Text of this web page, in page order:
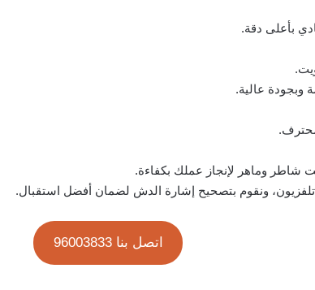
بأعلى دقة.
وبجودة عالية.
شاطر وماهر لإنجاز عملك بكفاءة.
ونقوم بتصحيح إشارة الدش لضمان أفضل استقبال.
اتصل بنا 96003833